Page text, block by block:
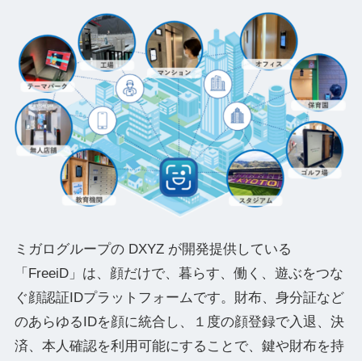
ミガログループの DXYZ が開発提供している
「FreeiD」は、顔だけで、暮らす、働く、遊ぶをつな
ぐ顔認証IDプラットフォームです。財布、身分証など
のあらゆるIDを顔に統合し、１度の顔登録で入退、決
済、本人確認を利用可能にすることで、鍵や財布を持